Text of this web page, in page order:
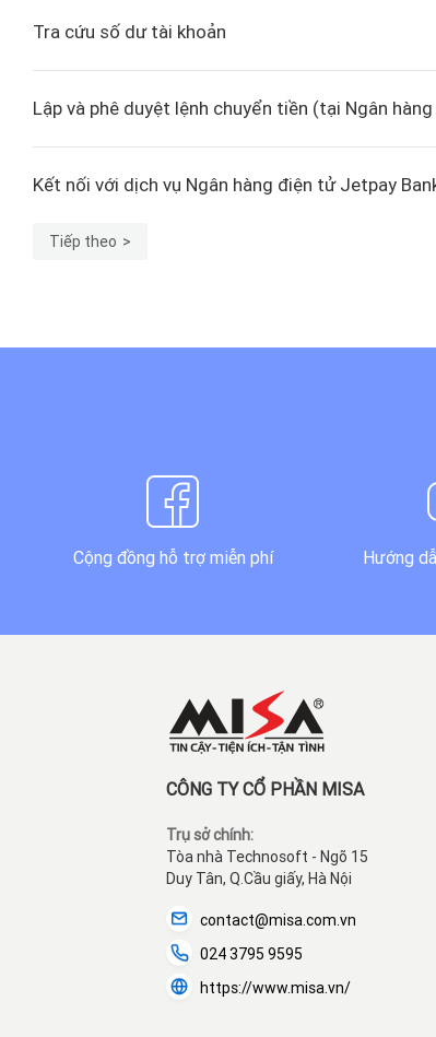
Tra cứu số dư tài khoản
Lập và phê duyệt lệnh chuyển tiền (tại Ngân
Kết nối với dịch vụ Ngân hàng điện tử Jetpay
Tiếp theo
Cộng đồng hỗ trợ miễn phí Hướng
CÔNG TY CỔ PHẦN MISA
Trụ sở chính:
Tòa nhà Technosoft - Ngõ 15
Duy Tân, Q.Cầu giấy, Hà Nội
contact@misa.com.vn
024 3795 9595
https://www.misa.vn/